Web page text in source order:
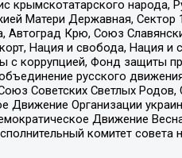
крымскотатарского народа,
Матери Державная, Сектор
Крю, Союз
Нация и свобода, Нация и
с коррупцией, Фонд защиты
русского
Советских Светлых Родов,
Организации
Движение
комитет совета